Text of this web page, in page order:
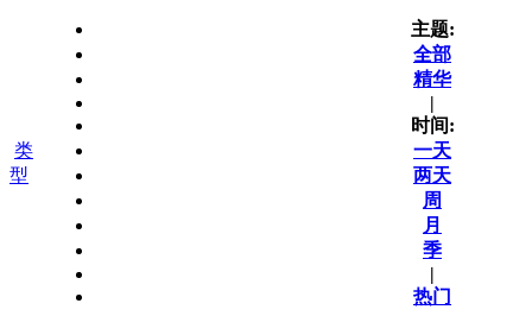
类
型
主题:
全部
精华
|
时间:
一天
两天
周
月
季
|
热门